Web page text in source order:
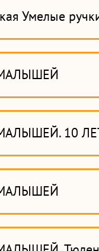
Умелые
10